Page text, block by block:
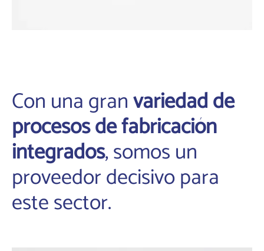
Con una granvariedad de
procesos de fabricación
integrados, somos un
proveedor decisivo para
este sector.